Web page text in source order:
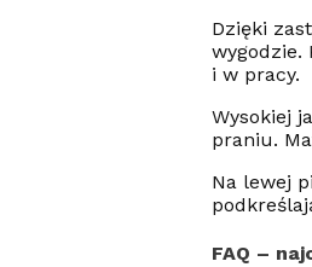
Dzięki
wygodzie.
i w pracy.
Wysokiej
praniu.
Na lewej
FAQ –